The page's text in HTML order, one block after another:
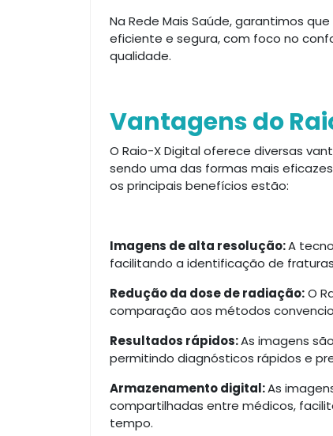
Na Rede Mais Saúde, garantimos
eficiente e segura, com foco no
qualidade.
Vantagens do
O Raio-X Digital oferece diversas
sendo uma das formas mais
os principais benefícios estão:
Imagens de alta resolução:A
facilitando a identificação de
Redução da dose de radiação:O
comparação aos métodos
Resultados rápidos:As imagens
permitindo diagnósticos rápidos e
Armazenamento digital:As
compartilhadas entre médicos,
tempo.